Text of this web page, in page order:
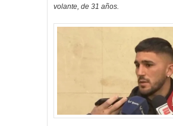
volante, de 31 años.